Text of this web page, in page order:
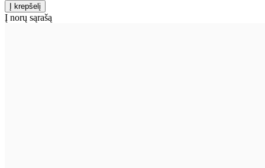
Į norų sąrašą